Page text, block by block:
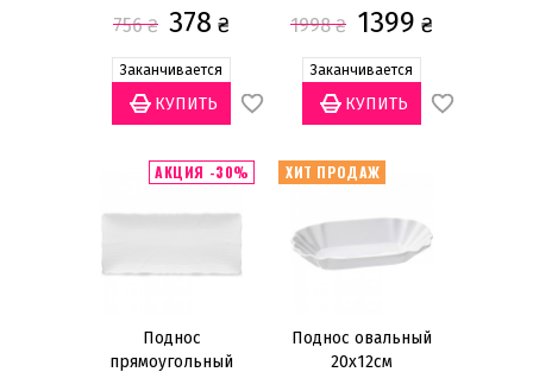
Тарелки хлебно-пирожковые
Тарелки десертные
Салатники
Чашки чайные
Чашки кофейные
— грн
756₴ 378 ₴
Заканчивается
1998₴ 1399 ₴
Заканчивается
АКЦИЯ -30%
Поднос
прямоугольный
ХИТ ПРОДАЖ
Поднос овальный
20х12см